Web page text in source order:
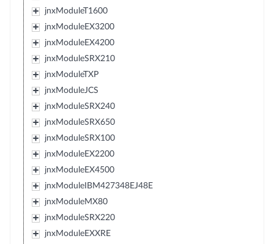
jnxModuleT1600
jnxModuleEX3200
jnxModuleEX4200
jnxModuleSRX210
jnxModuleTXP
jnxModuleJCS
jnxModuleSRX240
jnxModuleSRX650
jnxModuleSRX100
jnxModuleEX2200
jnxModuleEX4500
jnxModuleIBM427348EJ48E
jnxModuleMX80
jnxModuleSRX220
jnxModuleEXXRE